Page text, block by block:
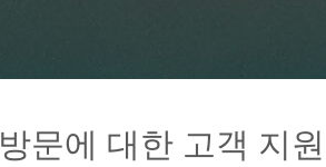
문에 대한 고객 지원